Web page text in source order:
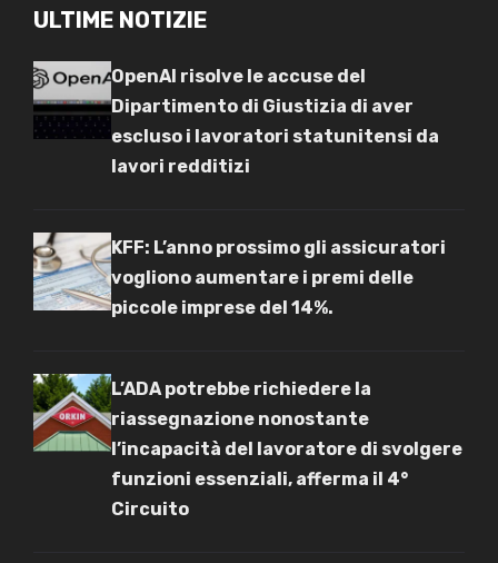
ULTIME NOTIZIE
OpenAI risolve le accuse del
Dipartimento di Giustizia di aver
escluso i lavoratori statunitensi da
lavori redditizi
KFF: L’anno prossimo gli assicuratori
vogliono aumentare i premi delle
piccole imprese del 14%.
L’ADA potrebbe richiedere la
riassegnazione nonostante
l’incapacità del lavoratore di svolgere
funzioni essenziali, afferma il 4°
Circuito